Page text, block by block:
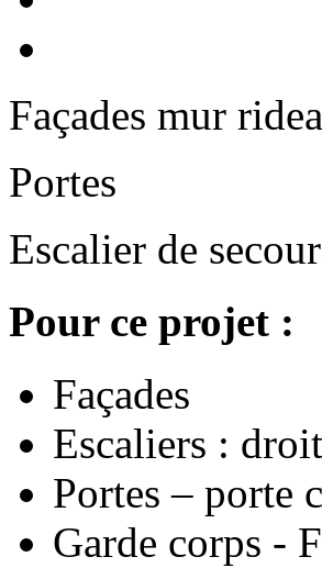
Façades mur
Portes
Escalier de
Pour ce projet :
Façades
Escaliers :
Portes – porte
Garde corps -